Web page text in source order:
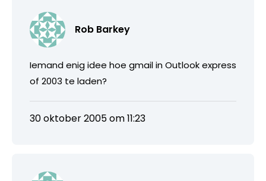
Rob Barkey
Iemand enig idee hoe gmail in Outlook express
of 2003 te laden?
30 oktober 2005 om 11:23